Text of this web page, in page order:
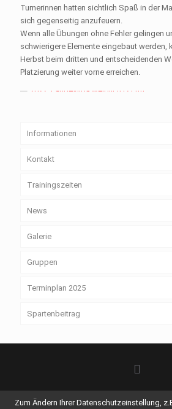
Turnerinnen hatten sichtlich Spaß in der
sich gegenseitig anzufeuern.
Wenn alle Übungen ohne Fehler gelingen
schwierigere Elemente eingebaut werden,
Herbst beim dritten und entscheidenden
Platzierung weiter vorne erreichen.
Informationen
Kontakt
Trainingszeiten
News
Galerie
Gruppen
Terminplan 2025
Spartenbeitrag
© 2018 TSV 1847 Weilheim e.V. Alle
Zum Ändern Ihrer Datenschutzeinstellung,